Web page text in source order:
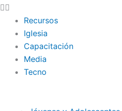
Recursos
Iglesia
Capacitación
Media
Tecno